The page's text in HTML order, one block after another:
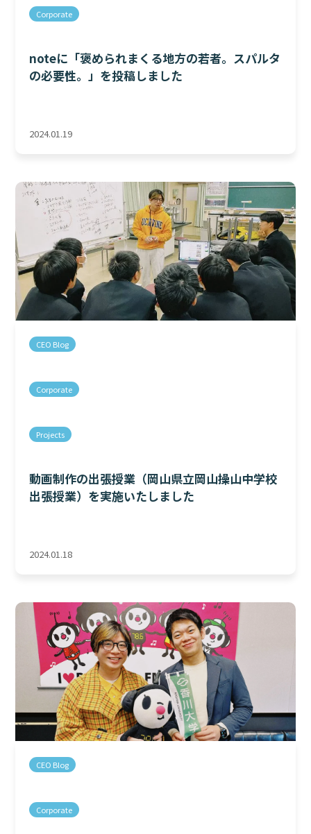
Corporate
noteに「褒められまくる地方の若者。スパルタ
の必要性。」を投稿しました
2024.01.19
CEO Blog
Corporate
Projects
動画制作の出張授業（岡山県立岡山操山中学校
出張授業）を実施いたしました
2024.01.18
CEO Blog
Corporate